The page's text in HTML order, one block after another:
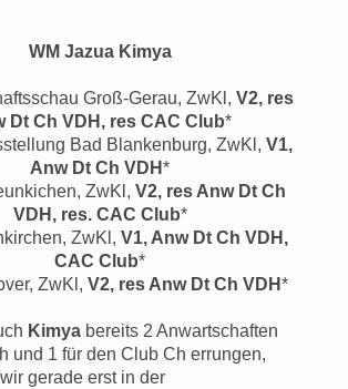
WM Jazua Kimya
Groß-Gerau, ZwKl, V2, res
Dt Ch VDH, res CAC Club*
Bad Blankenburg, ZwKl, V1,
Anw Dt Ch VDH*
ZwKl, V2, res Anw Dt Ch
VDH, res. CAC Club*
ZwKl, V1, Anw Dt Ch VDH,
CAC Club*
ZwKl, V2, res Anw Dt Ch VDH*
Kimya bereits 2 Anwartschaften
und 1 für den Club Ch errungen,
gerade erst in der